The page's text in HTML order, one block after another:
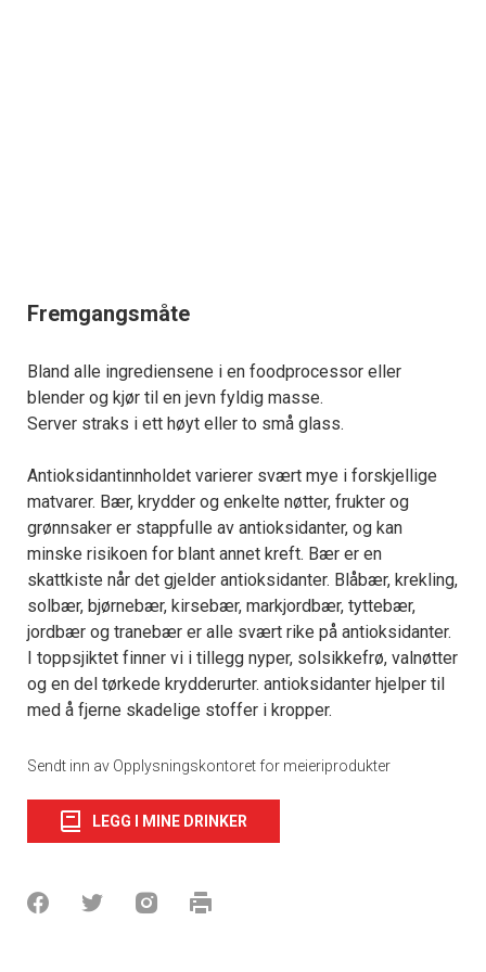
Fremgangsmåte
Bland alle ingrediensene i en foodprocessor eller
blender og kjør til en jevn fyldig masse.
Server straks i ett høyt eller to små glass.
Antioksidantinnholdet varierer svært mye i forskjellige
matvarer. Bær, krydder og enkelte nøtter, frukter og
grønnsaker er stappfulle av antioksidanter, og kan
minske risikoen for blant annet kreft. Bær er en
skattkiste når det gjelder antioksidanter. Blåbær, krekling,
solbær, bjørnebær, kirsebær, markjordbær, tyttebær,
jordbær og tranebær er alle svært rike på antioksidanter.
I toppsjiktet finner vi i tillegg nyper, solsikkefrø, valnøtter
og en del tørkede krydderurter. antioksidanter hjelper til
med å fjerne skadelige stoffer i kropper.
Sendt inn av Opplysningskontoret for meieriprodukter
LEGG I MINE DRINKER